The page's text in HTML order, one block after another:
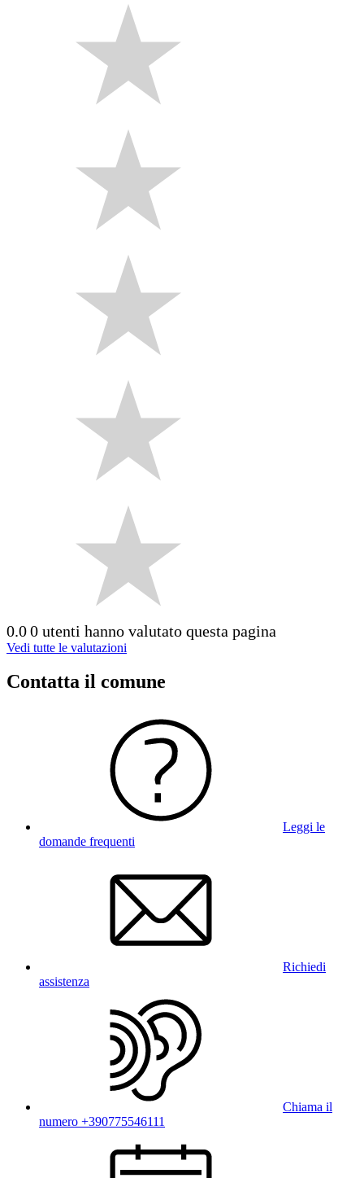
0.00 utenti hanno valutato questa pagina
Vedi tutte le valutazioni
Contatta il comune
Leggi le
domande frequenti
Richiedi
assistenza
Chiama il
numero +390775546111